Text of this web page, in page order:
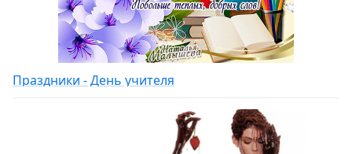
Праздники - День учителя